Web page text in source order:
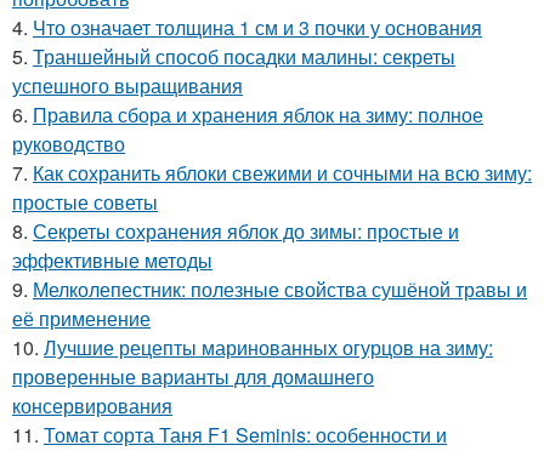
4. Что означает толщина 1 см и 3 почки у основания
5. Траншейный способ посадки малины: секреты
успешного выращивания
6. Правила сбора и хранения яблок на зиму: полное
руководство
7. Как сохранить яблоки свежими и сочными на всю зиму:
простые советы
8. Секреты сохранения яблок до зимы: простые и
эффективные методы
9. Мелколепестник: полезные свойства сушёной травы и
её применение
10. Лучшие рецепты маринованных огурцов на зиму:
проверенные варианты для домашнего
консервирования
11. Томат сорта Таня F1 Seminis: особенности и